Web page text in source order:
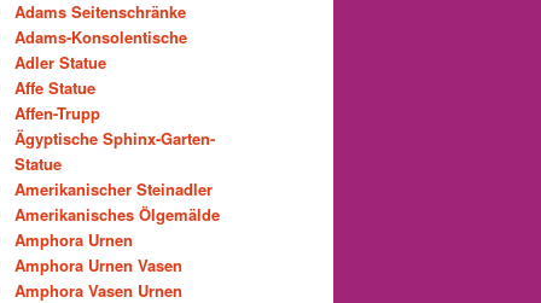
Adams Seitenschränke
Adams-Konsolentische
Adler Statue
Affe Statue
Affen-Trupp
Ägyptische Sphinx-Garten-
Statue
Amerikanischer Steinadler
Amerikanisches Ölgemälde
Amphora Urnen
Amphora Urnen Vasen
Amphora Vasen Urnen